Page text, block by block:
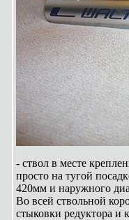
- ствол в месте
просто на тугой
420мм и наружного
Во всей ствольной
стыковки редуктора и